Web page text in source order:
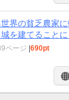
界の貧乏農家
城を建てること
ページ |690pt